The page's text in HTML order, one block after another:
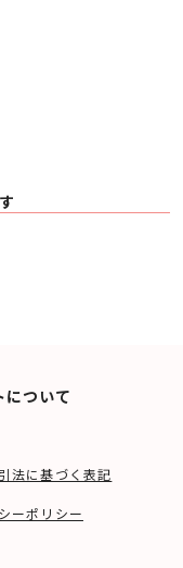
について
法に基づく表記
ーポリシー